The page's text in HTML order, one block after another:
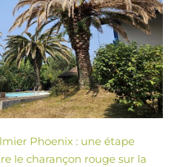
Phoenix : une étape
le charançon rouge sur la